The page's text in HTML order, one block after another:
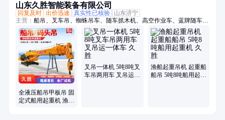
山东久胜智能装备有限公司
回复及时 出价迅速 真实性已核验
山东济宁
主营： 船吊、叉车吊、蜘蛛吊车、随车抓木机、高空作业车、蓝牌随车
吊、折臂吊、随车挖、履带蜘蛛吊、吊挖一体机、三轮随车吊、履带随车
吊、三轮吊、履带随车挖、履带吊车、船用起重机、拖拉机平板吊、履带
随车抓、下葬车、四不像吊车、车载吊机、抓木机、拖拉机吊钻一体机、
小吊车、装载机
全液压船吊甲板吊 固
定式船用起重机 渔船
叉吊一体机 5吨8吨叉
车吊两用车 叉吊运一
渔船起重吊机 起重船
船吊 5吨8吨船用起重